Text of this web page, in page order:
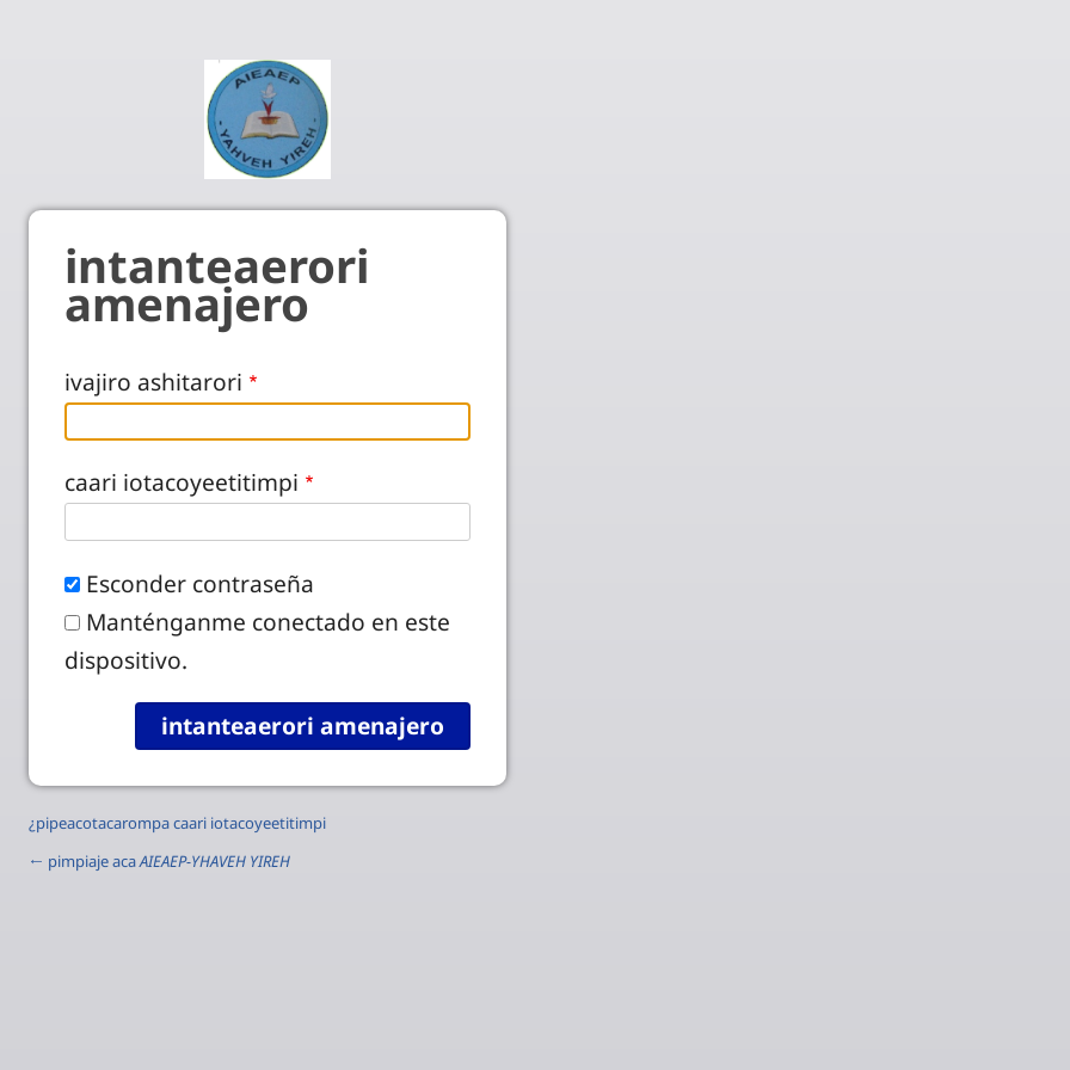
intanteaerori
amenajero
ivajiro ashitarori
caari iotacoyeetitimpi
Esconder contraseña
Manténganme conectado en este
dispositivo.
¿pipeacotacarompa caari iotacoyeetitimpi
← pimpiaje acaAIEAEP-YHAVEH YIREH